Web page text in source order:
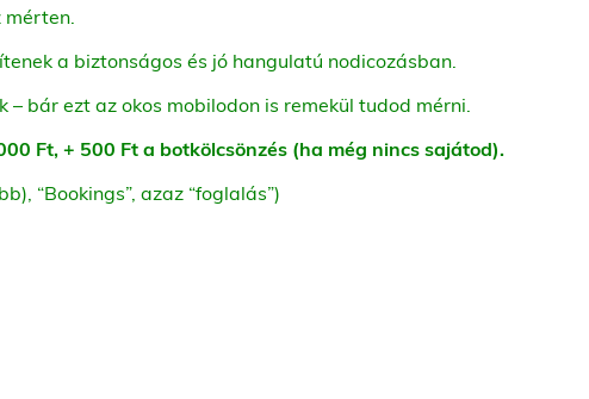
a biztonságos és jó hangulatú nodicozásban.
bár ezt az okos mobilodon is remekül tudod mérni.
Ft, + 500 Ft a botkölcsönzés (ha még nincs sajátod).
“Bookings”, azaz “foglalás”)